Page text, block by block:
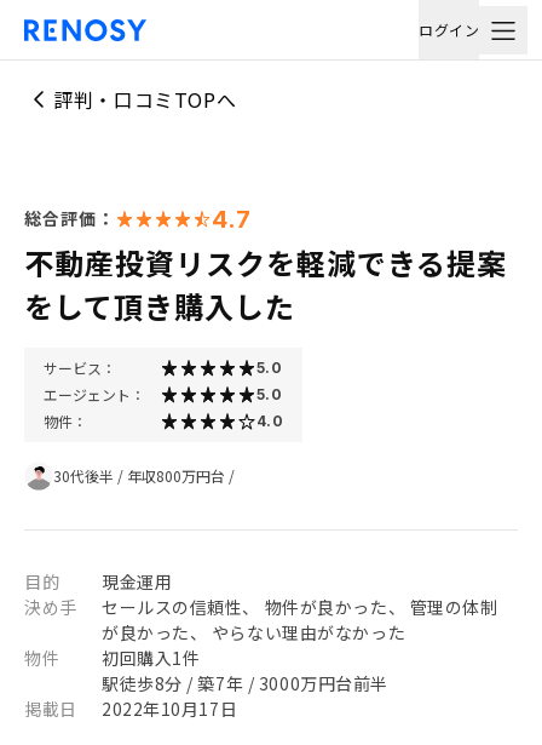
ログイン
評判・口コミTOPへ
総合評価： 4.7
不動産投資リスクを軽減できる提案
をして頂き購入した
サービス： 5.0
エージェント： 5.0
物件： 4.0
30代後半 / 年収800万円台 /
目的
現金運用
決め手
セールスの信頼性、 物件が良かった、 管理の体制
が良かった、 やらない理由がなかった
物件
初回購入1件
駅徒歩8分 / 築7年 / 3000万円台前半
掲載日
2022年10月17日